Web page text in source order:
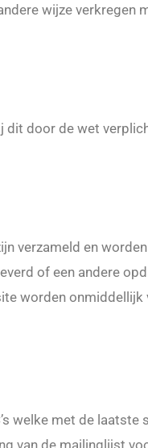
wijze verkregen
dit door de wet
verzameld en
of een andere
worden onmiddellijk
welke met de laatste
van de mailinglijst